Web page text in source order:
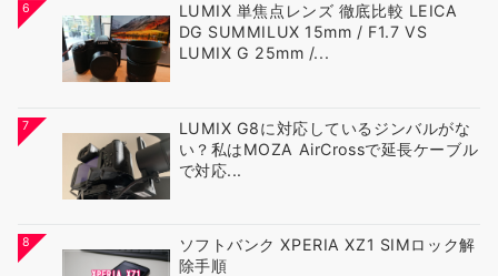
6
LUMIX 単焦点レンズ 徹底比較 LEICA
DG SUMMILUX 15mm / F1.7 VS
LUMIX G 25mm /...
7
LUMIX G8に対応しているジンバルがな
い？私はMOZA AirCrossで延長ケーブル
で対応...
8
ソフトバンク XPERIA XZ1 SIMロック解
除手順